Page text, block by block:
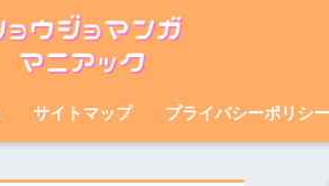
サイトマップ プライバシーポリシー